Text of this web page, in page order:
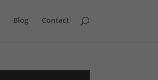
Blog Contact